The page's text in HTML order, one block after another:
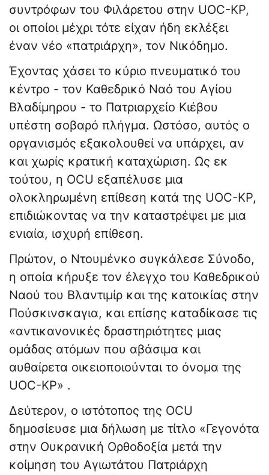
συντρόφων του Φιλάρετου στην UOC-KP,
οι οποίοι μέχρι τότε είχαν ήδη εκλέξει
έναν νέο «πατριάρχη», τον Νικόδημο.
Έχοντας χάσει το κύριο πνευματικό του
κέντρο - τον Καθεδρικό Ναό του Αγίου
Βλαδίμηρου - το Πατριαρχείο Κιέβου
υπέστη σοβαρό πλήγμα. Ωστόσο, αυτός ο
οργανισμός εξακολουθεί να υπάρχει, αν
και χωρίς κρατική καταχώριση. Ως εκ
τούτου, η OCU εξαπέλυσε μια
ολοκληρωμένη επίθεση κατά της UOC-KP,
επιδιώκοντας να την καταστρέψει με μια
ενιαία, ισχυρή επίθεση.
Πρώτον, ο Ντουμένκο συγκάλεσε Σύνοδο,
η οποία κήρυξε τον έλεγχο του Καθεδρικού
Ναού του Βλαντιμίρ και της κατοικίας στην
Πούσκινσκαγια, και επίσης καταδίκασε τις
«αντικανονικές δραστηριότητες μιας
ομάδας ατόμων που αβάσιμα και
αυθαίρετα οικειοποιούνται το όνομα της
UOC-KP» .
Δεύτερον, ο ιστότοπος της OCU
δημοσίευσε μια δήλωση με τίτλο «Γεγονότα
στην Ουκρανική Ορθοδοξία μετά την
κοίμηση του Αγιωτάτου Πατριάρχη